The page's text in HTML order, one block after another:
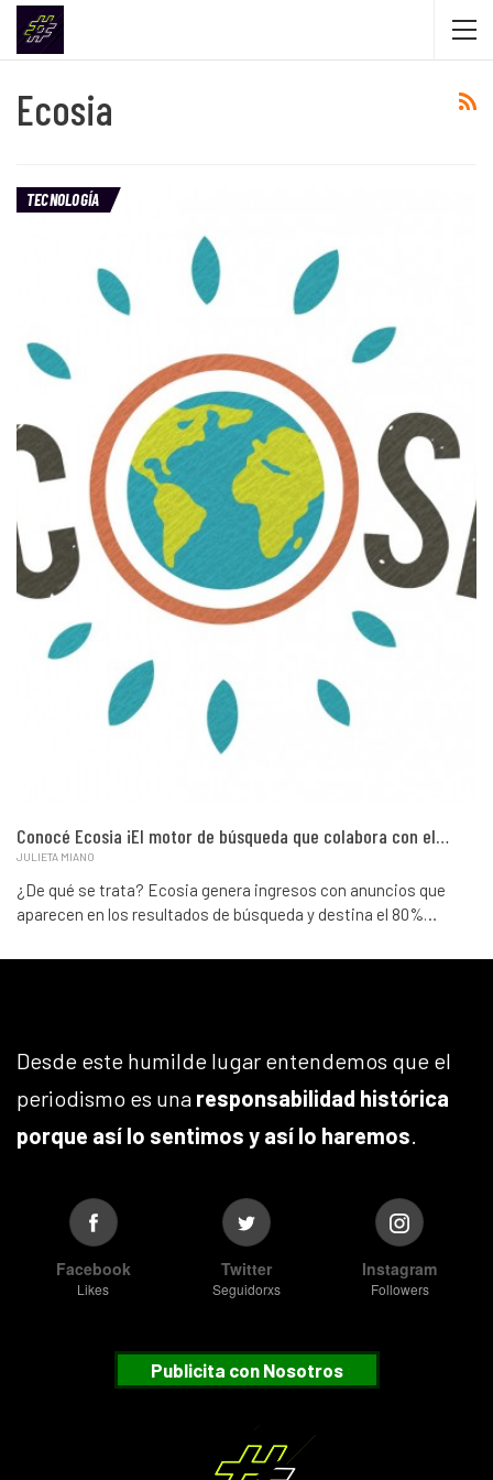
Ecosia
TECNOLOGÍA
Conocé Ecosia ¡El motor de búsqueda que colabora con el…
JULIETA MIANO
¿De qué se trata? Ecosia genera ingresos con anuncios que
aparecen en los resultados de búsqueda y destina el 80%…
Desde este humilde lugar entendemos que el
periodismo es una responsabilidad histórica
porque así lo sentimos y así lo haremos.
Facebook
Likes
Twitter
Seguidorxs
Instagram
Followers
Publicita con Nosotros